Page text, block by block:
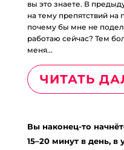
вы это знаете. В
на тему препятствий на
почему бы мне не
работаю сейчас? Тем
меня...
ЧИТАТЬ
Вы наконец-то
15–20 минут в день, в